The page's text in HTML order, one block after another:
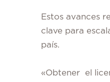
Estos avances
clave para
país.
«Obtener el